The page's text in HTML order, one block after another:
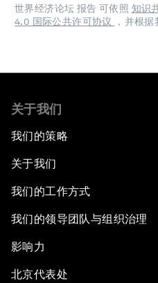
世界经济论坛 报告 可依照 知识
4.0 国际公共许可协议
，并根
关于我们
我们的策略
关于我们
我们的工作方式
我们的领导团队与组织治理
影响力
北京代表处